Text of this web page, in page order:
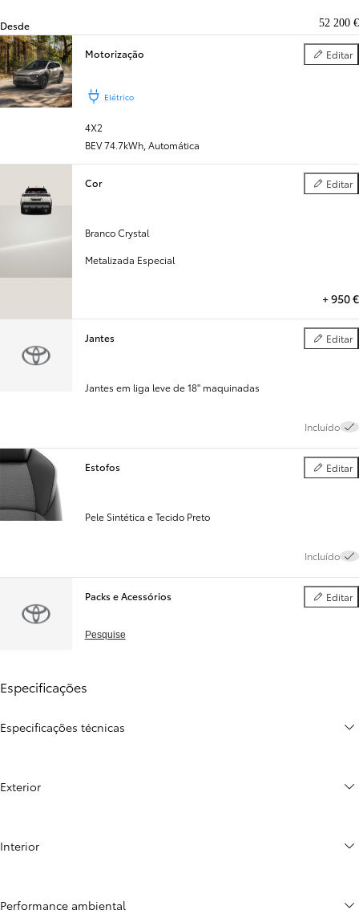
Desde 52 200 €
Motorização Editar
Elétrico
4X2
BEV 74.7kWh, Automática
Cor Editar
Cor
Branco Crystal
Metalizada Especial
+950 €
Jantes Editar
Jantes
Jantes em liga leve de 18" maquinadas
Incluído
Estofos Editar
Estofos
Pele Sintética e Tecido Preto
Incluído
Packs e Acessórios Editar
Packs e
Pesquise
Especificações
Especificações técnicas
Exterior
Interior
Performance ambiental